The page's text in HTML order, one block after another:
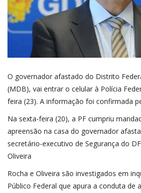
O governador afastado do Distrito
(MDB), vai entrar o celular à Polícia
feira (23). A informação foi confirmada
Na sexta-feira (20), a PF cumpriu
apreensão na casa do governador
secretário-executivo de Segurança do
Oliveira
Rocha e Oliveira são investigados em
Público Federal que apura a conduta de